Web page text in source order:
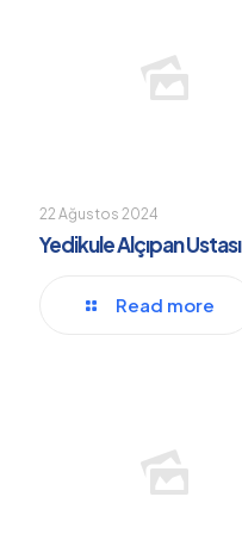
22 Ağustos 2024
Yedikule Alçıpan Ustası
Read more